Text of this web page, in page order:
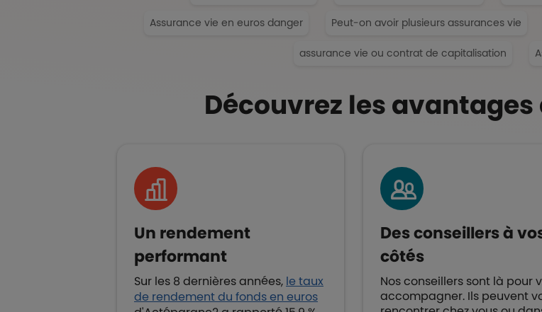
Assurance vie en euros danger Peut-on avoir plusieurs assurances vie
assurance vie ou contrat de capitalisation
Types de paragraphesDécouvrez les
Un rendement
performant
Sur les 8 dernières années, le taux
de rendement du fonds en euros
Des conseillers à
côtés
Nos conseillers sont là pour
accompagner. Ils peuvent